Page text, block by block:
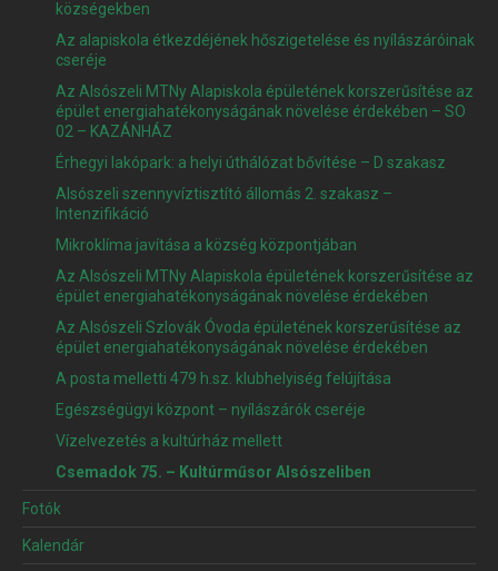
községekben
Az alapiskola étkezdéjének hőszigetelése és nyílászáróinak
cseréje
Az Alsószeli MTNy Alapiskola épületének korszerűsítése az
épület energiahatékonyságának növelése érdekében – SO
02 – KAZÁNHÁZ
Érhegyi lakópark: a helyi úthálózat bővítése – D szakasz
Alsószeli szennyvíztisztító állomás 2. szakasz –
Intenzifikáció
Mikroklíma javítása a község központjában
Az Alsószeli MTNy Alapiskola épületének korszerűsítése az
épület energiahatékonyságának növelése érdekében
Az Alsószeli Szlovák Óvoda épületének korszerűsítése az
épület energiahatékonyságának növelése érdekében
A posta melletti 479 h.sz. klubhelyiség felújítása
Egészségügyi központ – nyílászárók cseréje
Vízelvezetés a kultúrház mellett
Csemadok 75. – Kultúrműsor Alsószeliben
Fotók
Kalendár